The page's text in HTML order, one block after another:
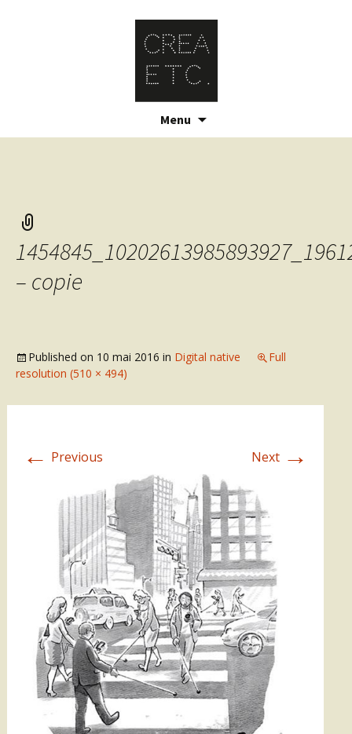
Menu
– copie
Published on 10 mai 2016 in Digital native
Full
resolution (510 × 494)
← Previous Next →